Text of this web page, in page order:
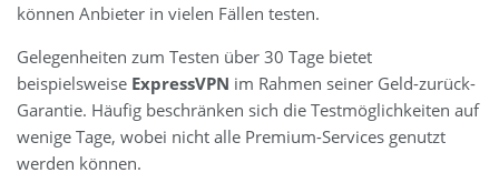
können Anbieter in vielen Fällen testen.
Gelegenheiten zum Testen über 30 Tage bietet
beispielsweise ExpressVPN im Rahmen seiner Geld-zurück-
Garantie. Häufig beschränken sich die Testmöglichkeiten auf
wenige Tage, wobei nicht alle Premium-Services genutzt
werden können.